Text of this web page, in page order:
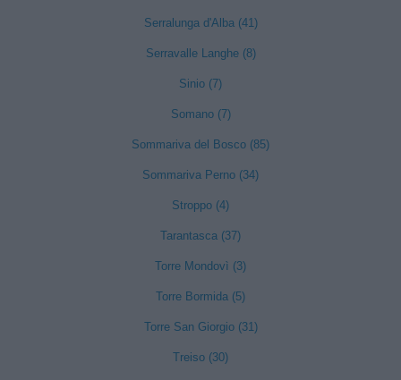
Serralunga d'Alba (41)
Serravalle Langhe (8)
Sinio (7)
Somano (7)
Sommariva del Bosco (85)
Sommariva Perno (34)
Stroppo (4)
Tarantasca (37)
Torre Mondovì (3)
Torre Bormida (5)
Torre San Giorgio (31)
Treiso (30)